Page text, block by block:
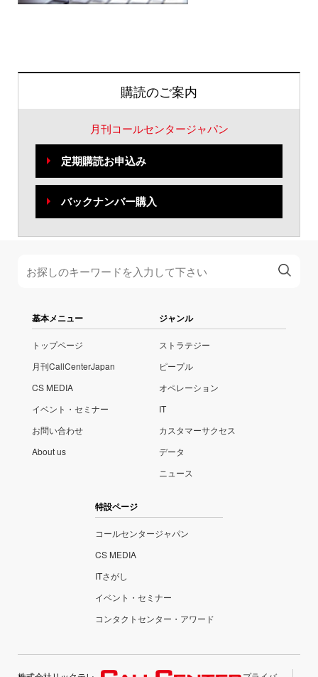
購読のご案内
月刊コールセンタージャパン
定期購読お申込み
バックナンバー購入
基本メニュー
トップページ
月刊CallCenterJapan
CS MEDIA
イベント・セミナー
お問い合わせ
About us
ジャンル
ストラテジー
ピープル
オペレーション
IT
カスタマーサクセス
データ
ニュース
特設ページ
コールセンタージャパン
CS MEDIA
ITさがし
イベント・セミナー
コンタクトセンター・アワード